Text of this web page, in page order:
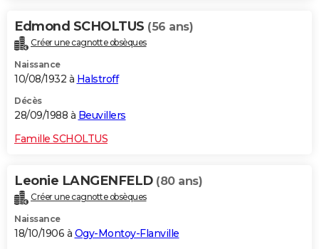
Edmond SCHOLTUS (56 ans)
Créer une cagnotte obsèques
Naissance
10/08/1932 à Halstroff
Décès
28/09/1988 à Beuvillers
Famille SCHOLTUS
Leonie LANGENFELD (80 ans)
Créer une cagnotte obsèques
Naissance
18/10/1906 à Ogy-Montoy-Flanville